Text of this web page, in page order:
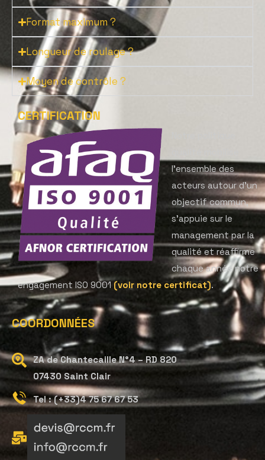
Format maximum ?
Longueur de roulage ?
Moyen de contrôle ?
CERTIFICATION
l’ensemble des
acteurs autour d’un
objectif commun,
s’appuie sur le
management par la
qualité et réaffirme
chaque année notre
engagement ISO 9001 (voir notre certificat).
COORDONNÉES
ZA de Chantecaille N°4 – RD 820
07430 Saint Clair
Tel : (+33)4 75 67 67 53